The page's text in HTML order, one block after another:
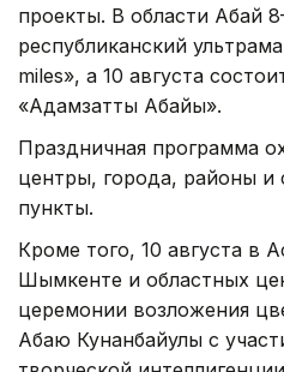
проекты. В области Абай
республиканский
miles», а 10 августа
«Адамзаттың Абайы».
Праздничная программа
центры, города, районы и
пункты.
Кроме того, 10 августа в
Шымкенте и областных
церемонии возложения
Абаю Кунанбайулы с